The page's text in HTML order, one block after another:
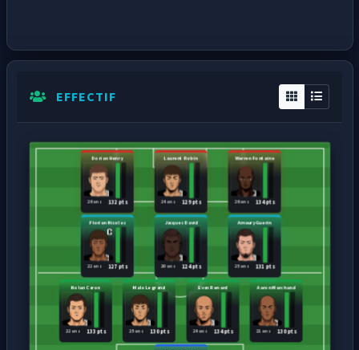
EFFECTIF
Nolan Caron
133 pts
22 ans
Malo Legrand
130 pts
25 ans
Evan Renard
134 pts
24 ans
Aaron Marchand
130 pts
21 ans
Florian Nicolas
127 pts
22 ans
Jacques David
124 pts
20 ans
Amaury Guerin
131 pts
25 ans
Dorian Henry
132 pts
26 ans
Laurent Robin
129 pts
24 ans
Warren Fontaine
134 pts
26 ans